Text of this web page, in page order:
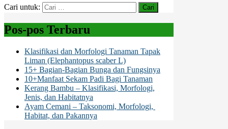
Cari untuk:
Pos-pos Terbaru
Klasifikasi dan Morfologi Tanaman Tapak
Liman (Elephantopus scaber L)
15+ Bagian-Bagian Bunga dan Fungsinya
10+Manfaat Sekam Padi Bagi Tanaman
Kerang Bambu – Klasifikasi, Morfologi,
Jenis, dan Habitatnya
Ayam Cemani – Taksonomi, Morfologi,
Habitat, dan Pakannya